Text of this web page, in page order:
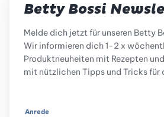
Betty Bossi
Melde dich jetzt für unseren Betty
Wir informieren dich 1-2 x
Produktneuheiten mit Rezepten
mit nützlichen Tipps und Tricks für
Anrede